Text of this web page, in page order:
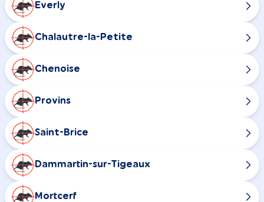
Everly
Chalautre-la-Petite
Chenoise
Provins
Saint-Brice
Dammartin-sur-Tigeaux
Mortcerf